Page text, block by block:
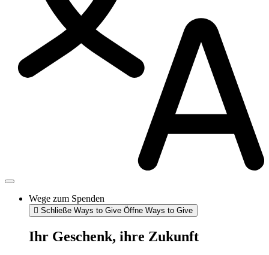
Wege zum Spenden
Schließe Ways to Give Öffne Ways to Give
Ihr Geschenk, ihre Zukunft